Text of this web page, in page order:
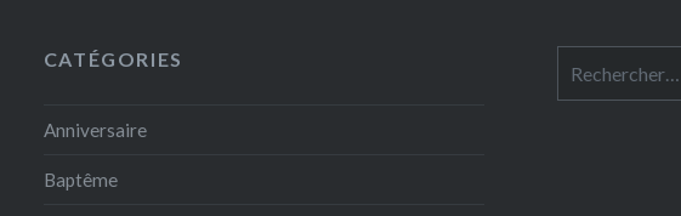
CATÉGORIES
Anniversaire
Baptême